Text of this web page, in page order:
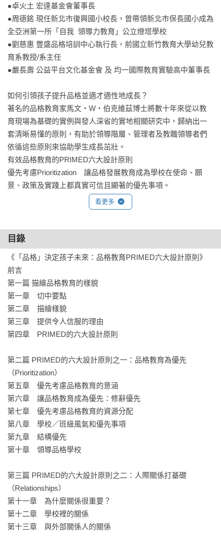
●卓火土 宏達基金會董事長
●周德銘 現任新北市復興國小校長，曾帶領新北市保長國小成為
全亞洲第一所「自我  領導力教育」公立燈塔學校
●劉慈惠 豐盛品格培訓中心執行長，前國立新竹教育大學幼兒教
育系教授/系主任
●嚴長壽 公益平台文化基金會 及 均一國際教育實驗高中董事長
如何引領孩子提升品格並適才適性地成長？
著名的品格教育家馬文‧W‧伯克維茲博士將數十年來從以教
育現場為基礎的實例與發人深省的實地相關研究中，歸納出一
套清晰易懂的原則，有助於領導階層、管理者及教職領導者們
依循這些原則來協助學生成長茁壯。
有效品格教育的PRIMED六大設計原則
優先考慮Prioritization　讓品格發展教育成為學校在使命、願
景、政策及實踐上都真實可信且顯著的優先事項。
和彼此之間培育健康的關係。
品格的人」養成內在動機，避免外在動機。
示範Modeling　針對你想要學生發展的該項品格，所有成人和
其他角色榜樣都能具體表現並作為學生的典範。
賦能Empowerment　創造一種文化和治理結構，賦能給所有關
係人，藉由邀請他們發聲，聆聽這些聲音，並認真考量他們所
表達的想法，每個人因而都有可能產生重大的影響。
發展式教Development Pedagogy　在教育哲學及實踐上，採納
一種發展性觀點，藉由有助於學生長期學習及品格發展的方式
來教育他們。
教育的使命遠超過教導孩子造句和算數。
家長、教師及學校領導人都希望孩子
成為誠實、同理和富好奇心等積極品格特質的優秀人才。
然而，這樣的期盼往往伴隨著一個疑問：品格可以教嗎？
我們認為品格素養和社會情緒技能是可以清楚教導以及有意識
地培養的，例如：誠信、黃金法則、承擔責任、成為朋友、成
長思維……等，都是透過價值思辨和生活實踐不斷練習而成
品格教育組織（Character.org）發展的CSED模式標準為政府、
教育行政和個別學校提供了一個選擇機會，並使用最全面的框
架來支持、培育和促進全人。同時，應對每個年齡層孩子的發
展階段，CSED模式標準都提供清楚的品格與社會情緒學習範疇
看更多
目錄
《「品格」決定孩子未來：品格教育PRIMED六大設計原則》
前言
第一篇 描繪品格教育的樣貌
第一章　切中要點
第二章　描繪樣貌
第三章　提供令人信服的理由
第四章　PRIMED的六大設計原則
第二篇 PRIMED的六大設計原則之一：品格教育為優先
（Prioritization）
第五章　優先考慮品格教育的意涵
第六章　讓品格教育成為優先：修辭優先
第七章　優先考慮品格教育的資源分配
第八章　學校／班級風氣和優先事項
第九章　結構優先
第十章　領導品格學校
第三篇 PRIMED的六大設計原則之二：人際關係打基礎
（Relationships）
第十一章　為什麼關係很重要？
第十二章　學校裡的關係
第十三章　與外部關係人的關係